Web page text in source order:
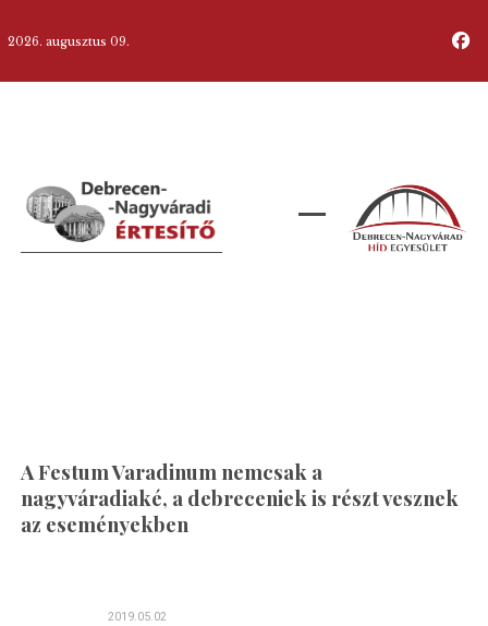
2026. augusztus 09.
A Festum Varadinum nemcsak a
nagyváradiaké, a debreceniek is részt vesznek
az eseményekben
2019.05.02